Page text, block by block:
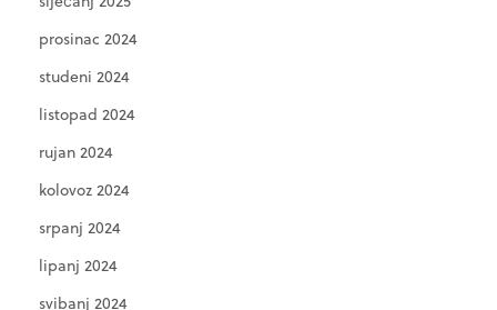
prosinac 2024
studeni 2024
listopad 2024
rujan 2024
kolovoz 2024
srpanj 2024
lipanj 2024
svibanj 2024